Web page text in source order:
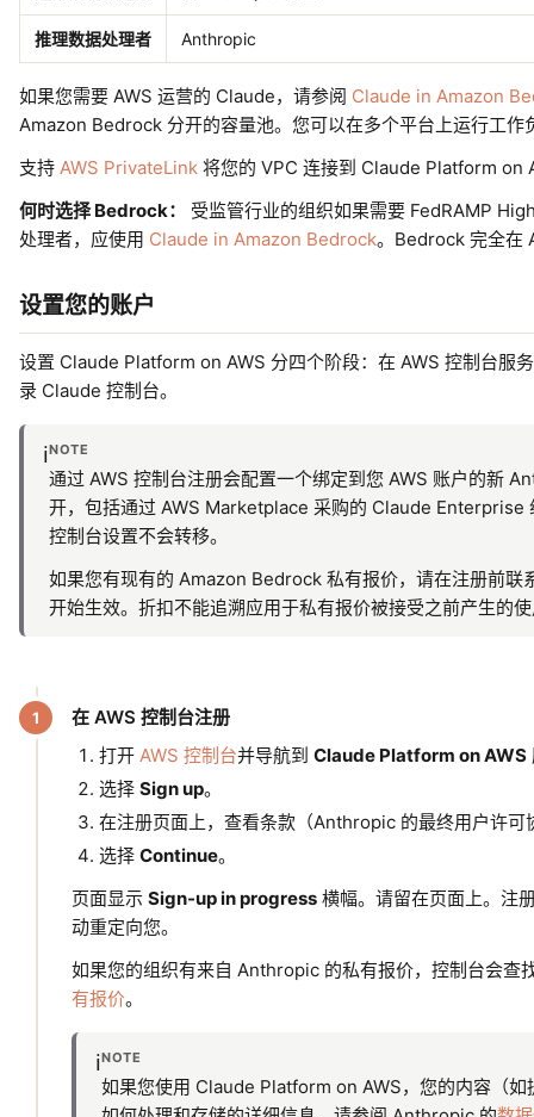
推理数据处理者 Anthropic
如果您需要 AWS 运营的 Claude，请参阅 Claude in Amazon
Amazon Bedrock 分开的容量池。您可以在多个平台上运行工作
支持 AWS PrivateLink 将您的 VPC 连接到 Claude Platform on
何时选择 Bedrock：
受监管行业的组织如果需要 FedRAMP
处理者，应使用 Claude in Amazon Bedrock。Bedrock 完全在
设置您的账户
设置 Claude Platform on AWS 分四个阶段：在 AWS 控制台服
录 Claude 控制台。
ℹ️NOTE
通过 AWS 控制台注册会配置一个绑定到您 AWS 账户的新
开，包括通过 AWS Marketplace 采购的 Claude
控制台设置不会转移。
如果您有现有的 Amazon Bedrock 私有报价，请在注册前
开始生效。折扣不能追溯应用于私有报价被接受之前产生的
在 AWS 控制台注册
打开 AWS 控制台并导航到 Claude Platform on AWS
选择 Sign up。
在注册页面上，查看条款（Anthropic 的最终用户许
选择 Continue。
页面显示 Sign-up in progress 横幅。请留在页面上。注
动重定向您。
如果您的组织有来自 Anthropic 的私有报价，控制台会查
有报价。
ℹ️NOTE
如果您使用 Claude Platform on AWS，您的内容（